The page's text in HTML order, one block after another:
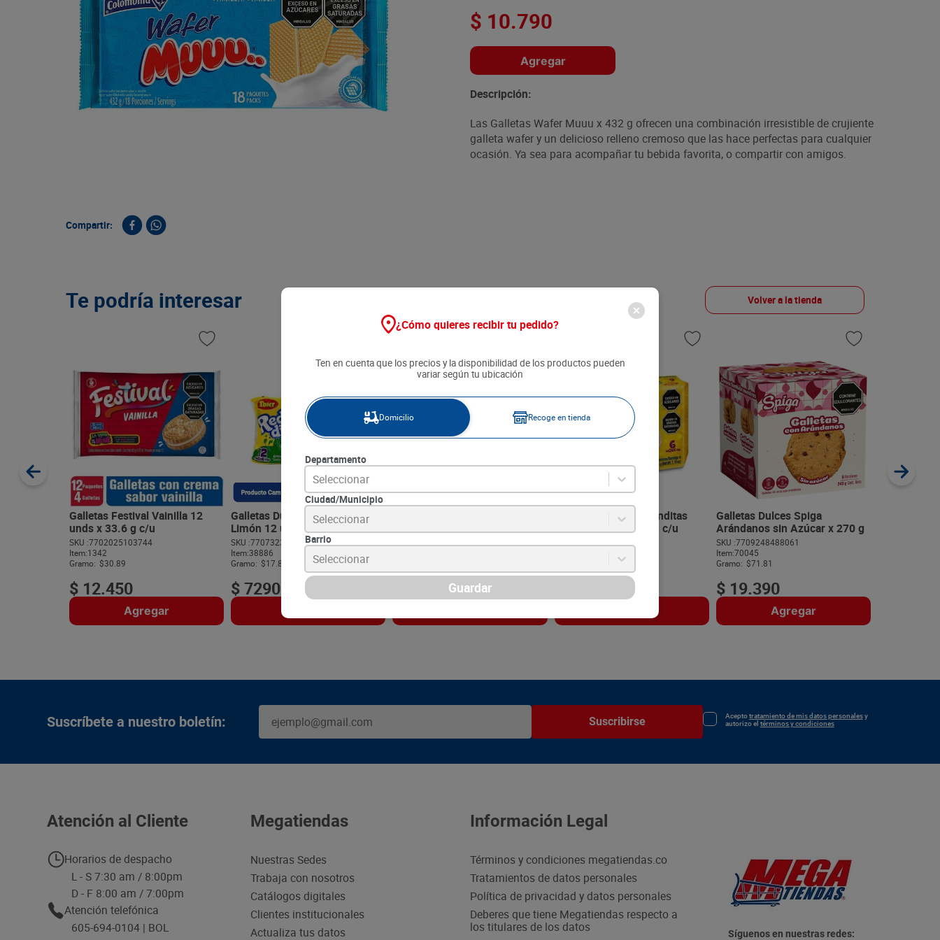
9.
10. papa
Compartir:
$ 10.790
Agregar
Descripción:
Las Galletas Wafer Muuu x 432 g ofrecen una combinación irresistible de crujiente
galleta wafer y un delicioso relleno cremoso que las hace perfectas para cualquier
ocasión. Ya sea para acompañar tu bebida favorita, o compartir con amigos.
Te podría interesar Volver a la tienda
Galletas Festival Vainilla 12
unds x 33.6 g c/u
SKU :7702025103744
Item:1342
Gramo: $30.89
$ 12.450
Agregar
Galletas Dulces Redonditas
Limón 12 unds x 34 g c/u
SKU :7707323130423
Item:38886
Gramo: $17.87
$7290
108 g
Galletas Dulces Redonditas
Vainilla 6 unds x 34 g c/u
Galletas Dulces Spiga
Arándanos sin Azúcar x 270 g
SKU :7709248488061
Item:70045
Gramo: $71.81
$ 19.390
Agregar
:3036
Suscríbete a nuestro boletín: Suscribirse Aceptotratamiento de mis datos personalesy
autorizo el términos y condiciones
Atención al Cliente
Horarios de despacho
L - S 7:30 am / 8:00pm
D - F 8:00 am / 7:00pm
Atención telefónica
605-694-0104 | BOL
Megatiendas
Nuestras Sedes
Trabaja con nosotros
Catálogos digitales
Clientes institucionales
Actualiza tus datos
Información Legal
Términos y condiciones megatiendas.co
Tratamientos de datos personales
Política de privacidad y datos personales
Deberes que tiene Megatiendas respecto a
los titulares de los datos
Síguenos en nuestras redes:
¿Cómo quieres recibir tu pedido?
Ten en cuenta que los precios y la disponibilidad de los productos pueden
variar según tu ubicación
Domicilio Recoge en tienda
Departamento
Seleccionar
Ciudad/Municipio
Seleccionar
Barrio
Seleccionar
Guardar